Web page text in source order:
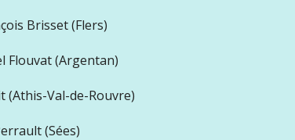
Brisset (Flers)
Flouvat (Argentan)
(Athis-Val-de-Rouvre)
(Sées)